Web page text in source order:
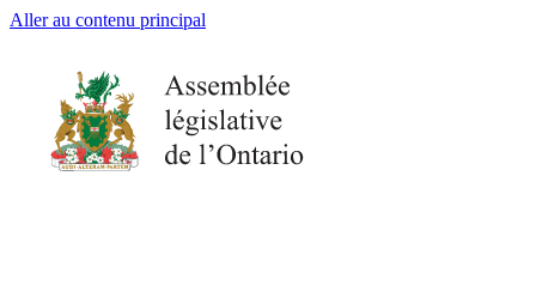
Aller au contenu principal